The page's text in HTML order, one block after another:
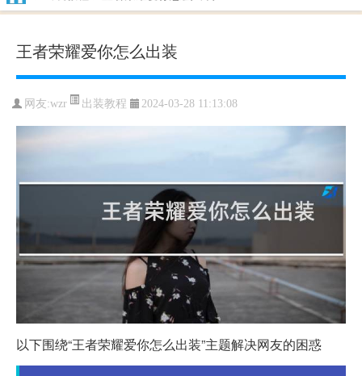
王者荣耀爱你怎么出装
网友:wzr 出装教程 2024-03-28 11:13:08
以下围绕“王者荣耀爱你怎么出装”主题解决网友的困惑